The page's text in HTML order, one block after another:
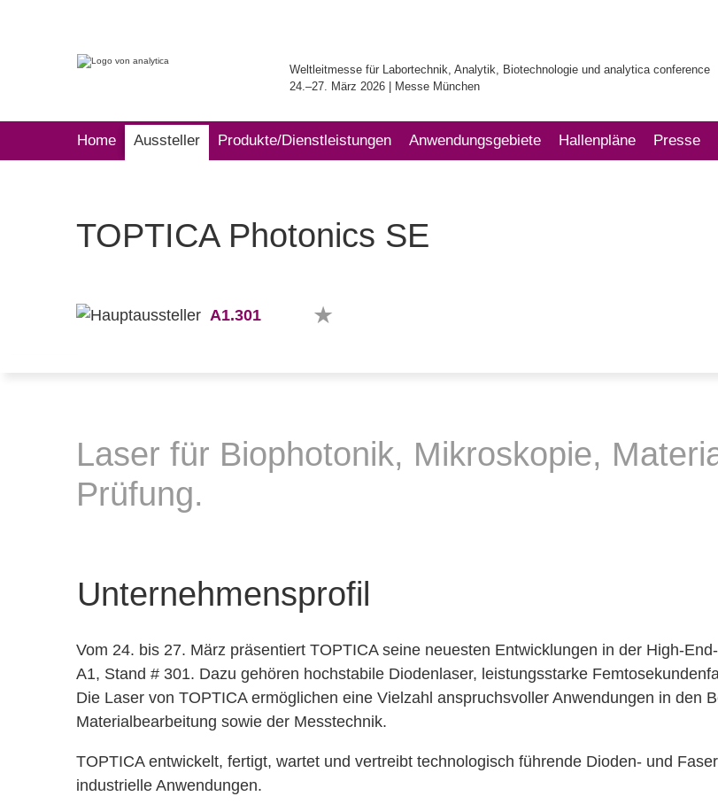
Weltleitmesse für Labortechnik, Analytik, Biotechnologie und analytica conference
24.–27. März 2026 | Messe München
Home Aussteller Produkte/Dienstleistungen Anwendungsgebiete Hallenpläne Presse
TOPTICA Photonics SE
A1.301
Laser für Biophotonik, Mikroskopie,
Prüfung.
Unternehmensprofil
Vom 24. bis 27. März präsentiert TOPTICA seine neuesten Entwicklungen in der High-
A1, Stand # 301. Dazu gehören hochstabile Diodenlaser, leistungsstarke
Die Laser von TOPTICA ermöglichen eine Vielzahl anspruchsvoller Anwendungen in den
Materialbearbeitung sowie der Messtechnik.
TOPTICA entwickelt, fertigt, wartet und vertreibt technologisch führende Dioden- und
industrielle Anwendungen.